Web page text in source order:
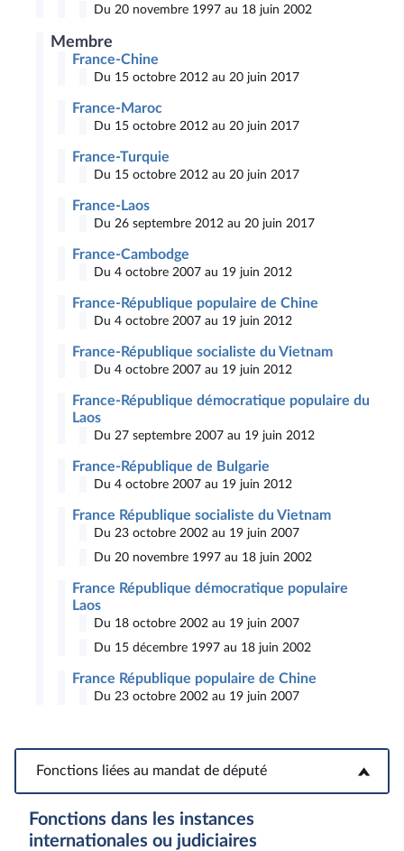
Du 20 novembre 1997 au 18 juin 2002
Membre
France-Chine
Du 15 octobre 2012 au 20 juin 2017
France-Maroc
Du 15 octobre 2012 au 20 juin 2017
France-Turquie
Du 15 octobre 2012 au 20 juin 2017
France-Laos
Du 26 septembre 2012 au 20 juin 2017
France-Cambodge
Du 4 octobre 2007 au 19 juin 2012
France-République populaire de Chine
Du 4 octobre 2007 au 19 juin 2012
France-République socialiste du Vietnam
Du 4 octobre 2007 au 19 juin 2012
France-République démocratique populaire du
Laos
Du 27 septembre 2007 au 19 juin 2012
France-République de Bulgarie
Du 4 octobre 2007 au 19 juin 2012
France République socialiste du Vietnam
Du 23 octobre 2002 au 19 juin 2007
Du 20 novembre 1997 au 18 juin 2002
France République démocratique populaire
Laos
Du 18 octobre 2002 au 19 juin 2007
Du 15 décembre 1997 au 18 juin 2002
France République populaire de Chine
Du 23 octobre 2002 au 19 juin 2007
Fonctions liées au mandat de député
Fonctions liées au mandat de député
Fonctions dans les instances
internationales ou judiciaires